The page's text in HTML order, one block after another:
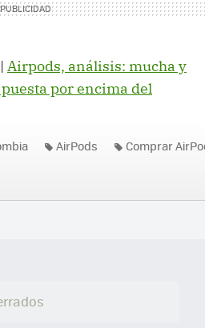
Airpods, análisis: mucha y
por encima del
AirPods Comprar